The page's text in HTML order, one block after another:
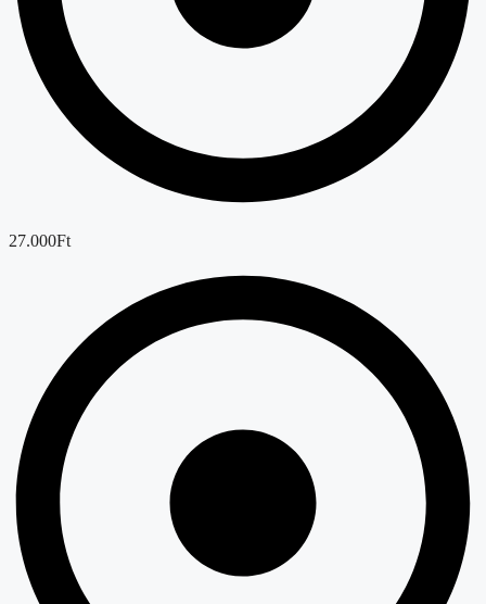
27.000Ft